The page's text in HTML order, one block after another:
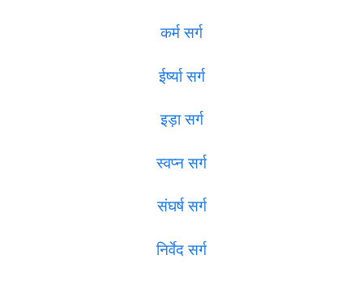
कर्म सर्ग
ईर्ष्या सर्ग
इड़ा सर्ग
स्वप्न सर्ग
संघर्ष सर्ग
निर्वेद सर्ग